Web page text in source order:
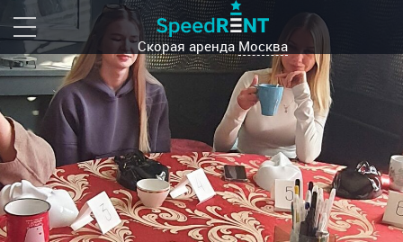
Скорая аренда Москва